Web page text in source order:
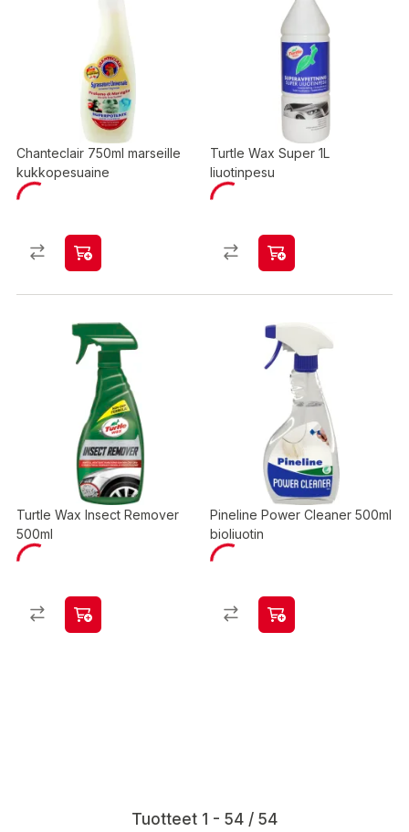
Chanteclair 750ml marseille
kukkopesuaine
Turtle Wax Super 1L
liuotinpesu
Turtle Wax Insect Remover
500ml
Pineline Power Cleaner 500ml
bioliuotin
Tuotteet 1 - 54 / 54